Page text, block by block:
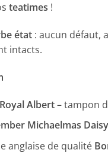
teatimes !
état : aucun défaut,
intacts.
Royal Albert– tampon
Michaelmas Daisy
anglaise de qualité